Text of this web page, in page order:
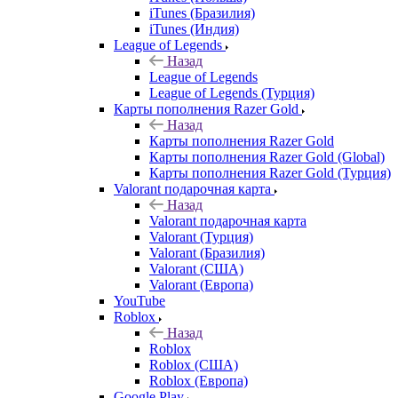
iTunes (Бразилия)
iTunes (Индия)
League of Legends
Назад
League of Legends
League of Legends (Турция)
Карты пополнения Razer Gold
Назад
Карты пополнения Razer Gold
Карты пополнения Razer Gold (Global)
Карты пополнения Razer Gold (Турция)
Valorant подарочная карта
Назад
Valorant подарочная карта
Valorant (Турция)
Valorant (Бразилия)
Valorant (США)
Valorant (Европа)
YouTube
Roblox
Назад
Roblox
Roblox (США)
Roblox (Европа)